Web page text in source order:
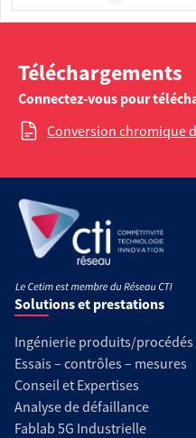
Téléchargements
Connectez-vous pour
Conversion chromique
Solutions et prestations
Ingénierie produits/procédés
Essais – contrôles – mesures
Conseil et Expertises
Analyse de défaillance
Fablab 5G Industrielle